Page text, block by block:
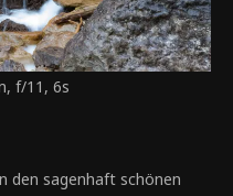
f/11, 6s
den sagenhaft schönen